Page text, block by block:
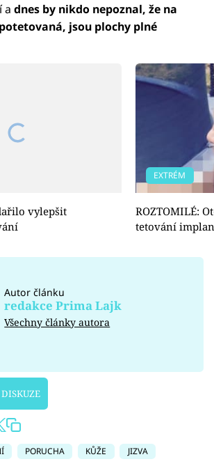
a dnes by nikdo nepoznal, že na
jsou plochy plné
vylepšit
EXTRÉM
ROZTOMILÉ:
tetování
Autor článku
redakce Prima Lajk
Všechny články autora
PORUCHA KŮŽE
JIZVA